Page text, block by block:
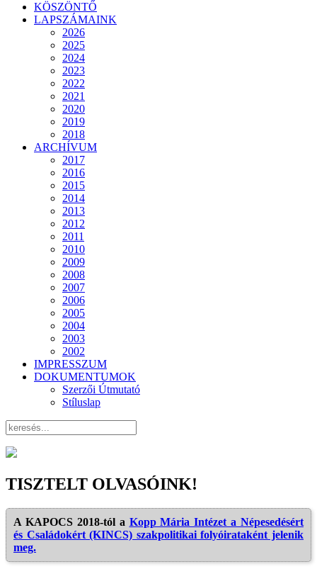
KÖSZÖNTŐ
LAPSZÁMAINK
2026
2025
2024
2023
2022
2021
2020
2019
2018
ARCHÍVUM
2017
2016
2015
2014
2013
2012
2011
2010
2009
2008
2007
2006
2005
2004
2003
2002
IMPRESSZUM
DOKUMENTUMOK
Szerzői Útmutató
Stíluslap
TISZTELT OLVASÓINK!
A KAPOCS 2018-tól a Kopp Mária Intézet a Népesedésért
és Családokért (KINCS) szakpolitikai folyóirataként jelenik
meg.